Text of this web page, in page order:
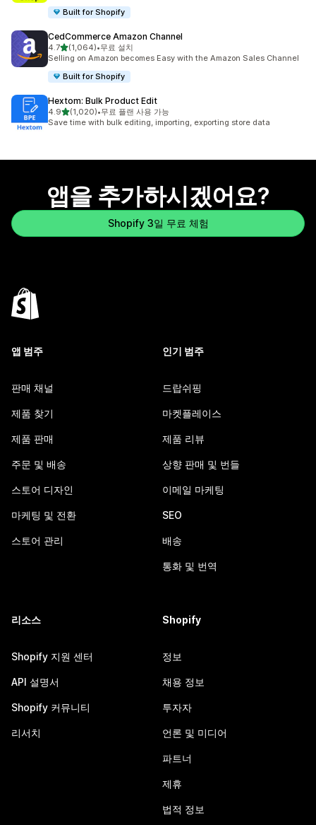
Built for Shopify
CedCommerce Amazon Channel
4.7별 5개 중
(1,064)
총 리뷰 1064개
•무료 설치
Selling on Amazon becomes Easy with the Amazon Sales Channel
Built for Shopify
Hextom: Bulk Product Edit
4.9별 5개 중
(1,020)
총 리뷰 1020개
•무료 플랜 사용 가능
Save time with bulk editing, importing, exporting store data
앱을 추가하시겠어요?
Shopify 3일 무료 체험
앱 범주
판매 채널
제품 찾기
제품 판매
주문 및 배송
스토어 디자인
마케팅 및 전환
스토어 관리
인기 범주
드랍쉬핑
마켓플레이스
제품 리뷰
상향 판매 및 번들
이메일 마케팅
SEO
배송
통화 및 번역
리소스
Shopify 지원 센터
API 설명서
Shopify 커뮤니티
리서치
Shopify
정보
채용 정보
투자자
언론 및 미디어
파트너
제휴
법적 정보